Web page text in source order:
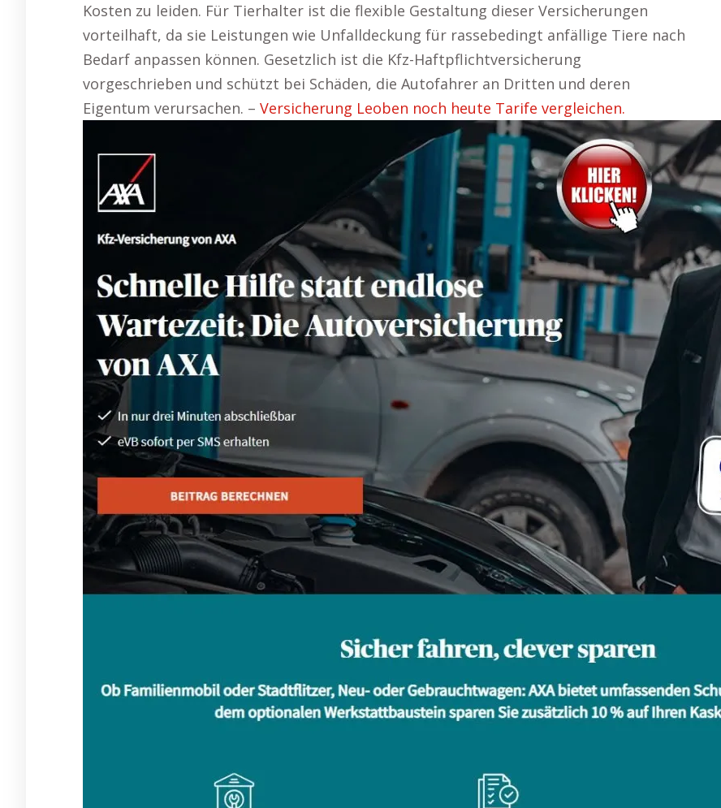
Kosten zu leiden. Für Tierhalter ist die flexible Gestaltung dieser Versicherungen
vorteilhaft, da sie Leistungen wie Unfalldeckung für rassebedingt anfällige Tiere nach
Bedarf anpassen können. Gesetzlich ist die Kfz-Haftpflichtversicherung
vorgeschrieben und schützt bei Schäden, die Autofahrer an Dritten und deren
Eigentum verursachen. – Versicherung Leoben noch heute Tarife vergleichen.